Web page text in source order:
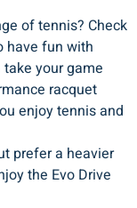
of tennis? Check
have fun with
your game
racquet
enjoy tennis and
prefer a heavier
the Evo Drive